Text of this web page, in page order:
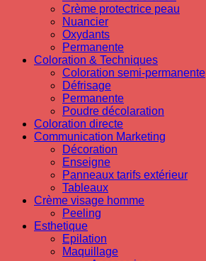
Crème protectrice peau
Nuancier
Oxydants
Permanente
Coloration & Techniques
Coloration semi-permanente
Défrisage
Permanente
Poudre décolaration
Coloration directe
Communication Marketing
Décoration
Enseigne
Panneaux tarifs extérieur
Tableaux
Crème visage homme
Peeling
Esthetique
Epilation
Maquillage